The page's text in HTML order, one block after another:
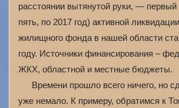
расстоянии вытянутой руки, — первый
пять, по 2017 год) активной
жилищного фонда в нашей области
году. Источники финансирования –
ЖКХ, областной и местные бюджеты.
Времени прошло всего ничего, но
уже немало. К примеру, обратимся к